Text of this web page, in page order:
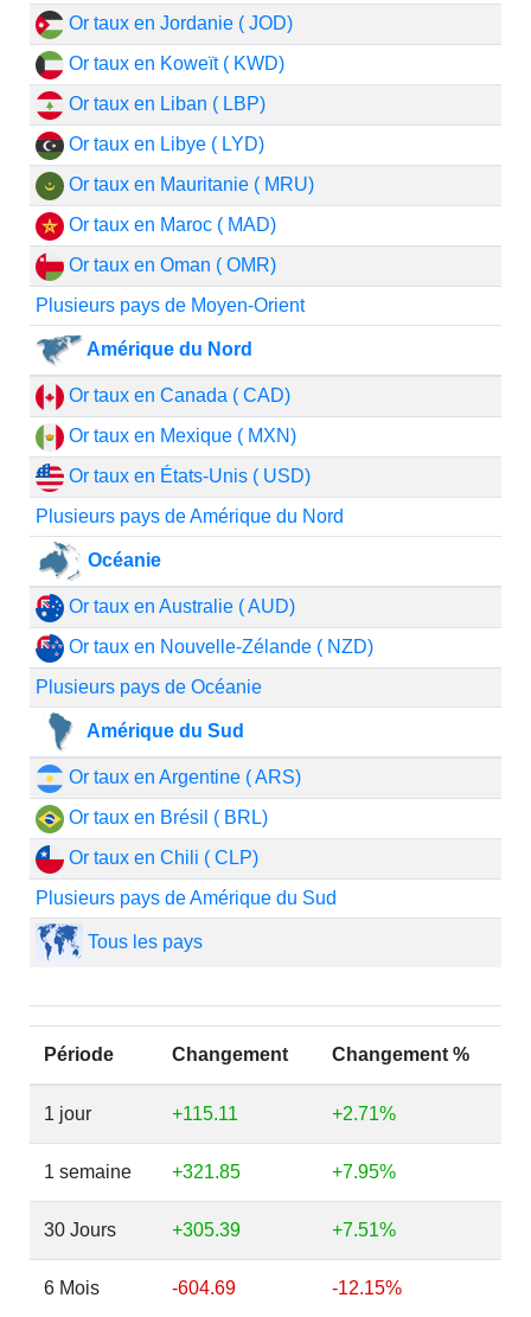
Or taux en Jordanie ( JOD)
Or taux en Koweït ( KWD)
Or taux en Liban ( LBP)
Or taux en Libye ( LYD)
Or taux en Mauritanie ( MRU)
Or taux en Maroc ( MAD)
Or taux en Oman ( OMR)
Plusieurs pays de Moyen-Orient
Amérique du Nord
Or taux en Canada ( CAD)
Or taux en Mexique ( MXN)
Or taux en États-Unis ( USD)
Plusieurs pays de Amérique du Nord
Océanie
Or taux en Australie ( AUD)
Or taux en Nouvelle-Zélande ( NZD)
Plusieurs pays de Océanie
Amérique du Sud
Or taux en Argentine ( ARS)
Or taux en Brésil ( BRL)
Or taux en Chili ( CLP)
Plusieurs pays de Amérique du Sud
Tous les pays
Période Changement Changement %
1 jour +115.11 +2.71%
1 semaine +321.85 +7.95%
30 Jours +305.39 +7.51%
6 Mois -604.69 -12.15%